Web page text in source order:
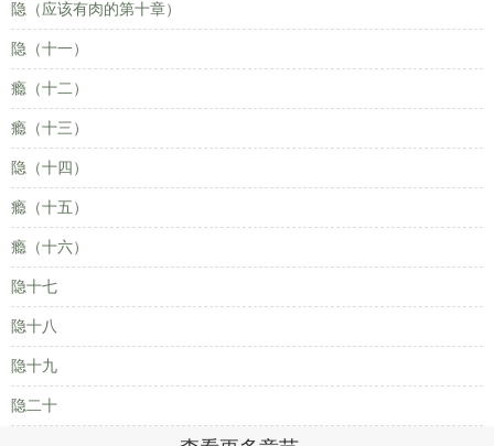
隐（应该有肉的第十章）
隐（十一）
瘾（十二）
瘾（十三）
隐（十四）
瘾（十五）
瘾（十六）
隐十七
隐十八
隐十九
隐二十